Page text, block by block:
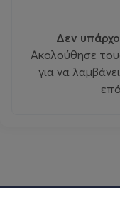
Δεν
Ακολούθησε
για να